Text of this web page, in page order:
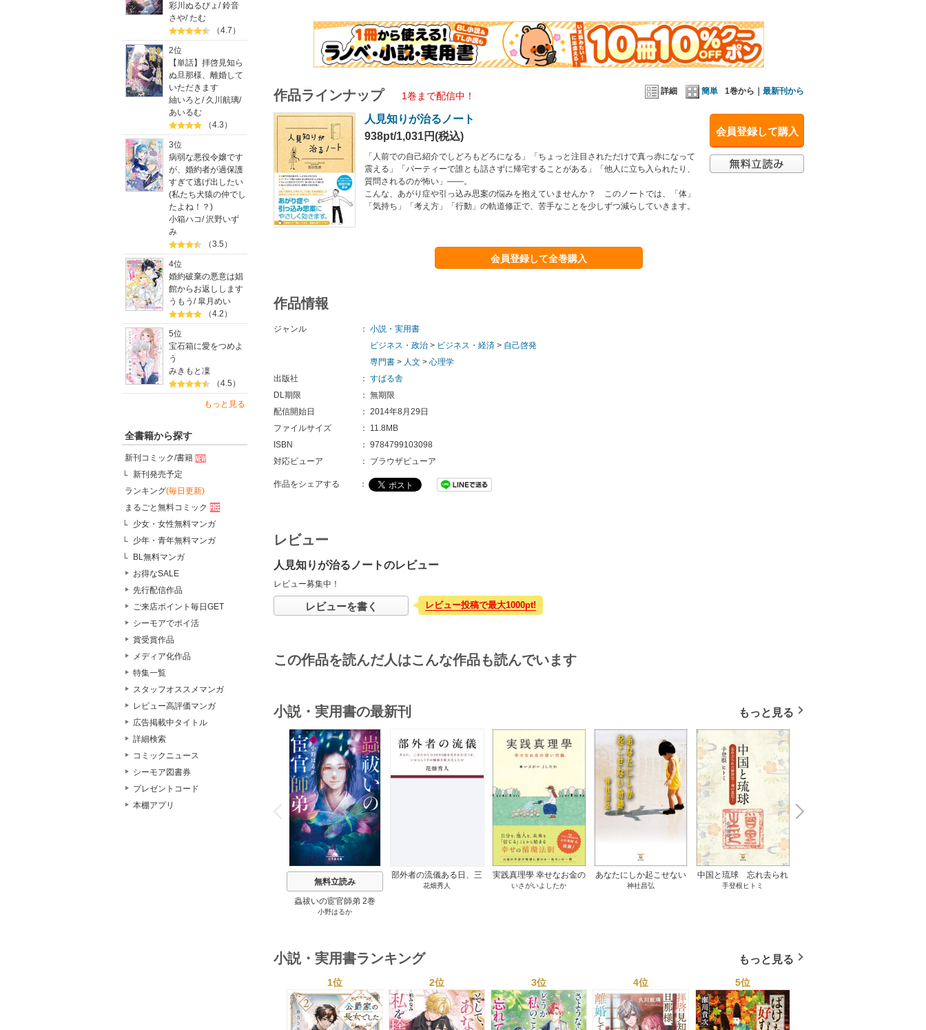
彩川ぬるぴょ /鈴音
さや/たむ
（4.7）
2位
【単話】拝啓見知ら
ぬ旦那様、離婚して
いただきます
紬いろと / 久川航璃/
あいるむ
（4.3）
3位
病弱な悪役令嬢です
が、婚約者が過保護
すぎて逃げ出したい
(私たち犬猿の仲でし
たよね！？)
小箱ハコ/沢野いず
み
（3.5）
4位
婚約破棄の悪意は娼
館からお返しします
うもう /皐月めい
（4.2）
5位
宝石箱に愛をつめよ
う
みきもと凜
（4.5）
もっと見る
全書籍から探す
新刊コミック/書籍
新刊発売予定
ランキング(毎日更新)
まるごと無料コミック
少女・女性無料マンガ
少年・青年無料マンガ
BL無料マンガ
お得なSALE
先行配信作品
ご来店ポイント毎日GET
シーモアでポイ活
賞受賞作品
メディア化作品
特集一覧
スタッフオススメマンガ
レビュー高評価マンガ
広告掲載中タイトル
詳細検索
コミックニュース
シーモア図書券
プレゼントコード
本棚アプリ
詳細 簡単 1巻から｜ 最新刊から
作品ラインナップ 1巻まで配信中！
会員登録して購入
人見知りが治るノート
938pt/1,031円(税込)
「人前での自己紹介でしどろもどろになる」「ちょっと注目されただけで真っ赤になって
震える」「パーティーで誰とも話さずに帰宅することがある」「他人に立ち入られたり、
質問されるのが怖い」――。
こんな、あがり症や引っ込み思案の悩みを抱えていませんか？ このノートでは、「体」
「気持ち」「考え方」「行動」の軌道修正で、苦手なことを少しずつ減らしていきます。
会員登録して全巻購入
作品情報
ジャンル ： 小説・実用書
ビジネス・政治 > ビジネス・経済 > 自己啓発
専門書 > 人文 > 心理学
出版社
： すばる舎
DL期限
： 無期限
配信開始日
： 2014年8月29日
ファイルサイズ
：
11.8MB
ISBN
： 9784799103098
対応ビューア
： ブラウザビューア
作品をシェアする ：
レビュー
人見知りが治るノートのレビュー
レビュー募集中！
レビューを書く レビュー投稿で最大1000pt!
この作品を読んだ人はこんな作品も読んでいます
小説・実用書の最新刊 もっと見る
P
r
e
v
i
o
u
s
無料立読み
蟲祓いの宦官師弟 2巻
小野はるか
部外者の流儀ある日、三
木たかしの5000曲を託さ
花畑秀人
実践真理學 幸せなお金の
使い方編 1巻
いさがいよしたか
あなたにしか起こせない
奇跡 1巻
神社昌弘
中国と琉球 忘れ去られ
た冊封史―魂の進化― 1
手登根ヒトミ
N
e
x
t
小説・実用書ランキング もっと見る
1位 2位 3位 4位 5位